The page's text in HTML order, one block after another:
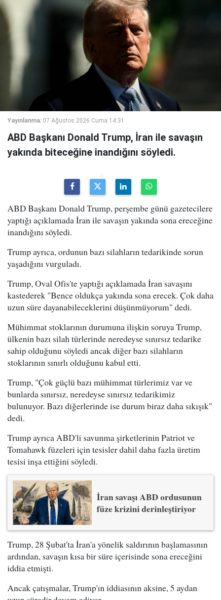
Yayınlanma: 07 Ağustos 2026 Cuma 14:31
ABD Başkanı Donald Trump, İran ile savaşın
yakında biteceğine inandığını söyledi.
ABD Başkanı Donald Trump, perşembe günü gazetecilere
yaptığı açıklamada İran ile savaşın yakında sona ereceğine
inandığını söyledi.
Trump ayrıca, ordunun bazı silahların tedarikinde sorun
yaşadığını vurguladı.
Trump, Oval Ofis'te yaptığı açıklamada İran savaşını
kastederek "Bence oldukça yakında sona erecek. Çok daha
uzun süre dayanabileceklerini düşünmüyorum" dedi.
Mühimmat stoklarının durumuna ilişkin soruya Trump,
ülkenin bazı silah türlerinde neredeyse sınırsız tedarike
sahip olduğunu söyledi ancak diğer bazı silahların
stoklarının sınırlı olduğunu kabul etti.
Trump, "Çok güçlü bazı mühimmat türlerimiz var ve
bunlarda sınırsız, neredeyse sınırsız tedarikimiz
bulunuyor. Bazı diğerlerinde ise durum biraz daha sıkışık"
dedi.
Trump ayrıca ABD'li savunma şirketlerinin Patriot ve
Tomahawk füzeleri için tesisler dahil daha fazla üretim
tesisi inşa ettiğini söyledi.
İran savaşı ABD ordusunun
füze krizini derinleştiriyor
Trump, 28 Şubat'ta İran'a yönelik saldırının başlamasının
ardından, savaşın kısa bir süre içerisinde sona ereceğini
iddia etmişti.
Ancak çatışmalar, Trump'ın iddiasının aksine, 5 aydan